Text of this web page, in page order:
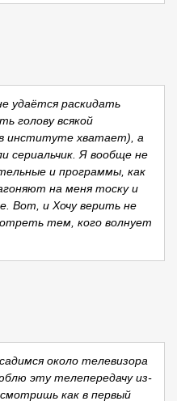
удаётся раскидать
голову всякой
институте хватает), а
сериальчик. Я вообще не
и программы, как
на меня тоску и
Вот, и Хочу верить не
тем, кого волнует
около телевизора
эту телепередачу из-
как в первый